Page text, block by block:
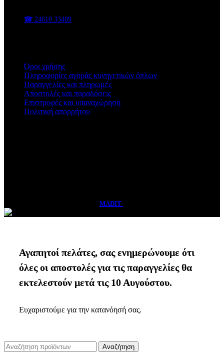
☎ 24610 33409
Όροι χρήσης
Πληροφορίες αγοράς κυνηγετικών όπλων
Παραγγελίες και πληρωμές
Αποστολές και παραδόσεις
Επιστροφές και υπαναχώρηση
Πολιτική απορρήτου
MADIT
Αγαπητοί πελάτες, σας ενημερώνουμε ότι
όλες οι αποστολές για τις παραγγελίες θα
εκτελεστούν μετά τις 10 Αυγούστου.
Ευχαριστούμε για την κατανόησή σας.
Αναζήτηση